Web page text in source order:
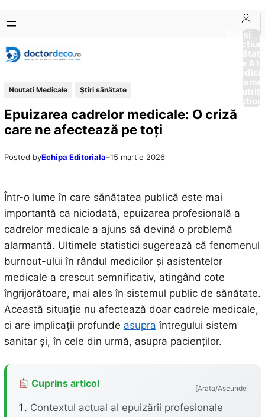
conținut
content
Boli si
Afectiuni
Sănătate
de la A
Noutati Medicale Ştiri sănătate
Epuizarea cadrelor medicale: O criză
care ne afectează pe toți
Posted byEchipa Editoriala–15 martie 2026
Într-o lume în care sănătatea publică este mai
importantă ca niciodată, epuizarea profesională a
cadrelor medicale a ajuns să devină o problemă
alarmantă. Ultimele statistici sugerează că fenomenul
burnout-ului în rândul medicilor și asistentelor
medicale a crescut semnificativ, atingând cote
îngrijorătoare, mai ales în sistemul public de sănătate.
Această situație nu afectează doar cadrele medicale,
ci are implicații profunde asupra întregului sistem
sanitar și, în cele din urmă, asupra pacienților.
Cuprins articol [Arata/Ascunde]
Contextul actual al epuizării profesionale